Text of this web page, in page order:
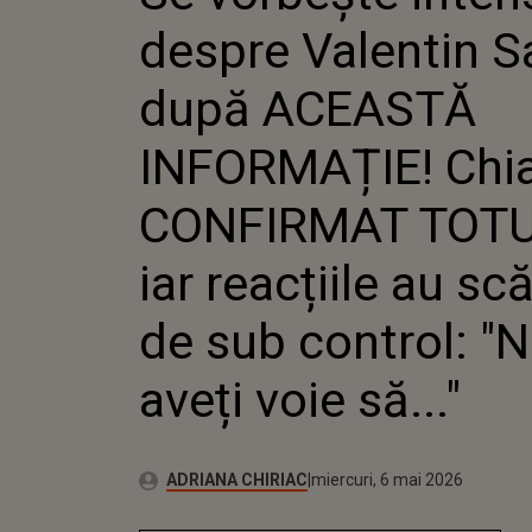
CHIAR
AU
VOIE SĂ..."
despre Valentin
după ACEASTĂ
INFORMAȚIE!
CONFIRMAT
iar reacțiile au
de sub control:
aveți voie să..."
Autor:ADRIANA CHIRIACPublicat:
miercuri, 6 mai 2026
Actualizat:
miercuri, 6 mai 2026